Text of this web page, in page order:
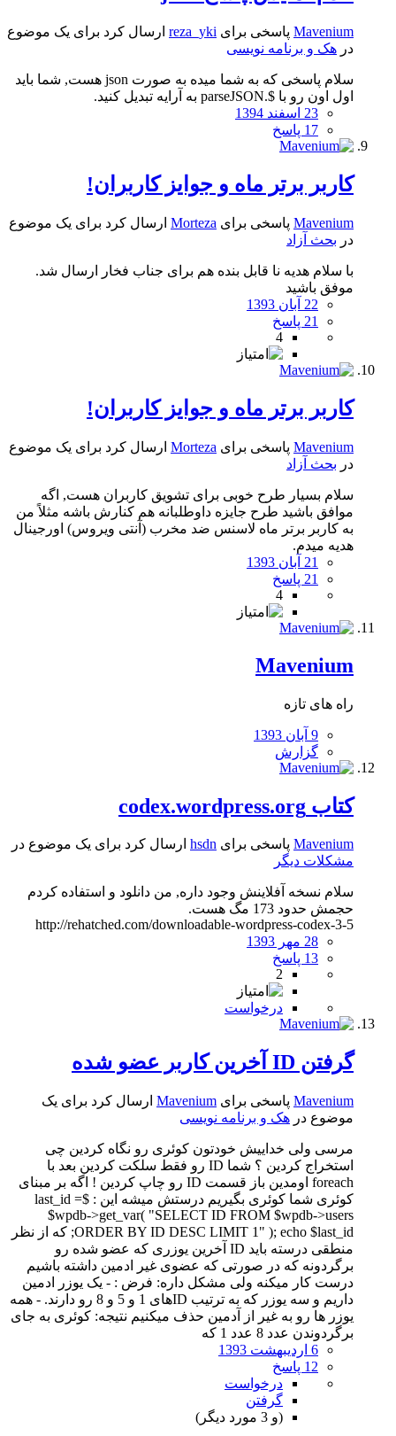
Mavenium پاسخی برای reza_yki ارسال کرد برای یک موضوع
در هک و برنامه نویسی
سلام پاسخی که به شما میده به صورت json هست, شما باید
اول اون رو با $.parseJSON به آرایه تبدیل کنید.
23 اسفند 1394
17 پاسخ
کاربر برتر ماه و جوایز کاربران!
Mavenium پاسخی برای Morteza ارسال کرد برای یک موضوع
در بحث آزاد
با سلام هدیه نا قابل بنده هم برای جناب فخار ارسال شد.
موفق باشید
22 آبان 1393
21 پاسخ
4
کاربر برتر ماه و جوایز کاربران!
Mavenium پاسخی برای Morteza ارسال کرد برای یک موضوع
در بحث آزاد
سلام بسیار طرح خوبی برای تشویق کاربران هست, اگه
موافق باشید طرح جایزه داوطلبانه هم کنارش باشه مثلاً من
به کاربر برتر ماه لاسنس ضد مخرب (آنتی ویروس) اورجینال
هدیه میدم.
21 آبان 1393
21 پاسخ
4
Mavenium
راه های تازه
9 آبان 1393
گزارش
کتاب codex.wordpress.org
Mavenium پاسخی برای hsdn ارسال کرد برای یک موضوع در
مشکلات دیگر
سلام نسخه آفلاینش وجود داره, من دانلود و استفاده کردم
حجمش حدود 173 مگ هست.
http://rehatched.com/downloadable-wordpress-codex-3-5
28 مهر 1393
13 پاسخ
2
درخواست
گرفتن ID آخرین کاربر عضو شده
Mavenium پاسخی برای Mavenium ارسال کرد برای یک
موضوع در هک و برنامه نویسی
مرسی ولی خداییش خودتون کوئری رو نگاه کردین چی
استخراج کردین ؟ شما ID رو فقط سلکت کردین بعد با
foreach اومدین باز قسمت ID رو چاپ کردین ! اگه بر مبنای
کوئری شما کوئری بگیریم درستش میشه این : $last_id =
$wpdb->get_var( "SELECT ID FROM $wpdb->users
ORDER BY ID DESC LIMIT 1" ); echo $last_id; که از نظر
منطقی درسته باید ID آخرین یوزری که عضو شده رو
برگردونه که در صورتی که عضوی غیر ادمین داشته باشیم
درست کار میکنه ولی مشکل داره: فرض : - یک یوزر ادمین
داریم و سه یوزر که به ترتیب IDهای 1 و 5 و 8 رو دارند. - همه
یوزر ها رو به غیر از آدمین حذف میکنیم نتیجه: کوئری به جای
برگردوندن عدد 8 عدد 1 که
6 اردیبهشت 1393
12 پاسخ
درخواست
گرفتن
(و 3 مورد دیگر)